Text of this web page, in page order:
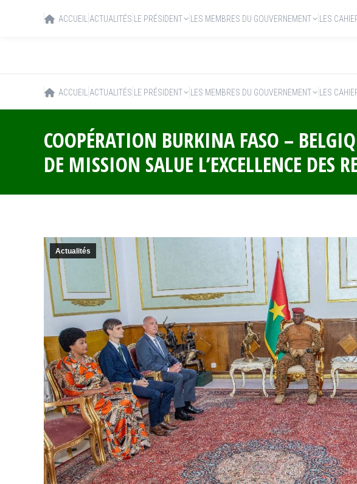
ACCUEIL ACTUALITÉS LE PRÉSIDENT LES MEMBRES DU GOUVERNEMENT LES
COOPÉRATION BURKINA FASO –
DE MISSION SALUE L’EXCELLENCE DES
Actualités
ACCUEIL ACTUALITÉS LE PRÉSIDENT LES MEMBRES DU GOUVERNEMENT LES